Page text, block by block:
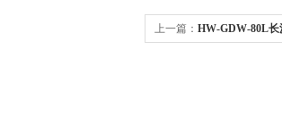
上一篇： HW-GDW-80L